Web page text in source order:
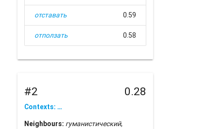
отставать 0.59
отползать 0.58
#2 0.28
Contexts: …
Neighbours: гуманистический,